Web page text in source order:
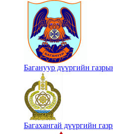
Багануур дүүргийн
Багахангай дүүргийн